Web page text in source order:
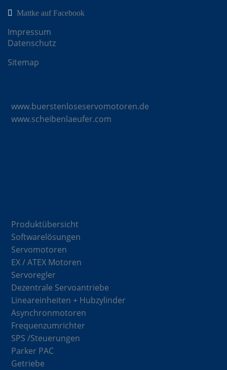
Mattke auf Facebook
Impressum
Datenschutz
Sitemap
www.buerstenloseservomotoren.de
www.scheibenlaeufer.com
Produktübersicht
Softwarelösungen
Servomotoren
EX / ATEX Motoren
Servoregler
Dezentrale Servoantriebe
Lineareinheiten + Hubzylinder
Asynchronmotoren
Frequenzumrichter
SPS /Steuerungen
Parker PAC
Getriebe